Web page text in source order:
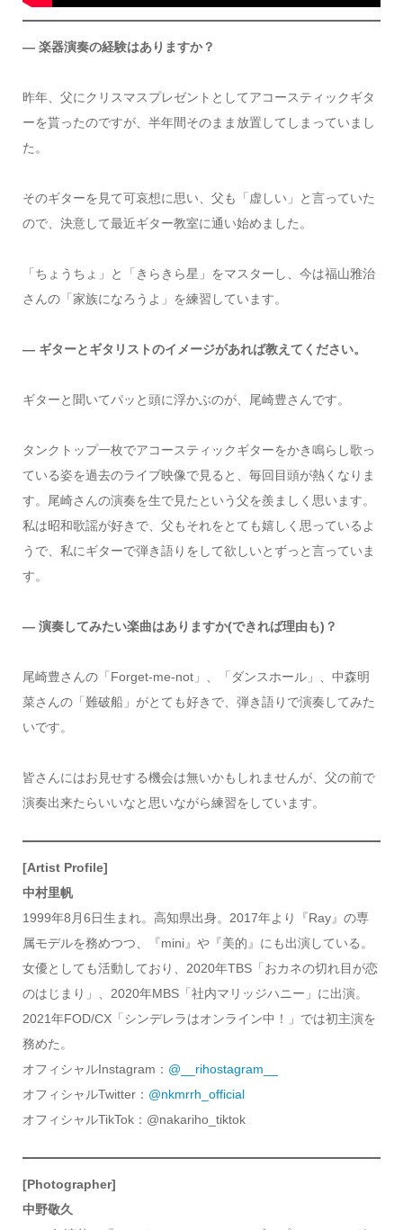
― 楽器演奏の経験はありますか？
昨年、父にクリスマスプレゼントとしてアコースティックギタ
ーを貰ったのですが、半年間そのまま放置してしまっていまし
た。
そのギターを見て可哀想に思い、父も「虚しい」と言っていた
ので、決意して最近ギター教室に通い始めました。
「ちょうちょ」と「きらきら星」をマスターし、今は福山雅治
さんの「家族になろうよ」を練習しています。
― ギターとギタリストのイメージがあれば教えてください。
ギターと聞いてパッと頭に浮かぶのが、尾崎豊さんです。
タンクトップ一枚でアコースティックギターをかき鳴らし歌っ
ている姿を過去のライブ映像で見ると、毎回目頭が熱くなりま
す。尾崎さんの演奏を生で見たという父を羨ましく思います。
私は昭和歌謡が好きで、父もそれをとても嬉しく思っているよ
うで、私にギターで弾き語りをして欲しいとずっと言っていま
す。
― 演奏してみたい楽曲はありますか(できれば理由も)？
尾崎豊さんの「Forget-me-not」、「ダンスホール」、中森明
菜さんの「難破船」がとても好きで、弾き語りで演奏してみた
いです。
皆さんにはお見せする機会は無いかもしれませんが、父の前で
演奏出来たらいいなと思いながら練習をしています。
[Artist Profile]
中村里帆
1999年8月6日生まれ。高知県出身。2017年より『Ray』の専
属モデルを務めつつ、『mini』や『美的』にも出演している。
女優としても活動しており、2020年TBS「おカネの切れ目が恋
のはじまり」、2020年MBS「社内マリッジハニー」に出演。
2021年FOD/CX「シンデレラはオンライン中！」では初主演を
務めた。
オフィシャルInstagram： @__rihostagram__
オフィシャルTwitter： @nkmrrh_official
オフィシャルTikTok：@nakariho_tiktok
[Photographer]
中野敬久